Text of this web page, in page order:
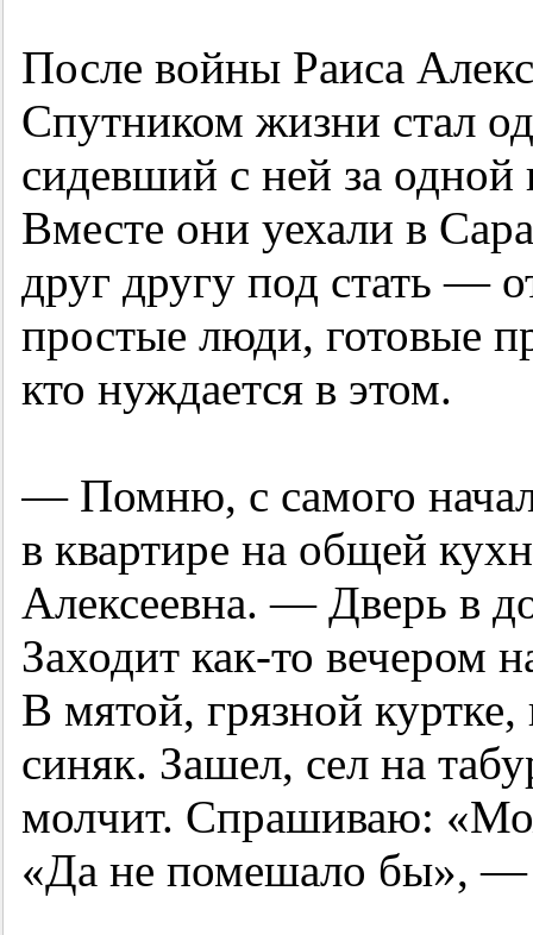
После войны Раиса
Спутником жизни стал
сидевший с ней за
Вместе они уехали в
друг другу под стать —
простые люди, готовые
кто нуждается в этом.
— Помню, с самого
в квартире на общей
Алексеевна. — Дверь в
Заходит как-то вечером
В мятой, грязной куртке,
синяк. Зашел, сел на
молчит. Спрашиваю:
«Да не помешало бы», —